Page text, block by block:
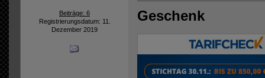
Beiträge: 6
Registrierungsdatum: 11.
Dezember 2019
Geschenk